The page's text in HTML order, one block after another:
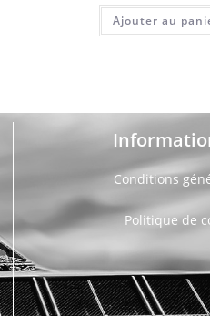
Ajouter au
Conditions
Politique de